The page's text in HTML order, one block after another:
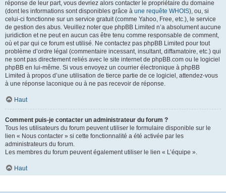
réponse de leur part, vous devriez alors contacter le propriétaire du domaine
(dont les informations sont disponibles grâce à une requête WHOIS), ou, si
celui-ci fonctionne sur un service gratuit (comme Yahoo, Free, etc.), le service
de gestion des abus. Veuillez noter que phpBB Limited n’a absolument aucune
juridiction et ne peut en aucun cas être tenu comme responsable de comment,
où et par qui ce forum est utilisé. Ne contactez pas phpBB Limited pour tout
problème d’ordre légal (commentaire incessant, insultant, diffamatoire, etc.) qui
ne sont pas directement reliés avec le site internet de phpBB.com ou le logiciel
phpBB en lui-même. Si vous envoyez un courrier électronique à phpBB
Limited à propos d’une utilisation de tierce partie de ce logiciel, attendez-vous
à une réponse laconique ou à ne pas recevoir de réponse.
Haut
Comment puis-je contacter un administrateur du forum ?
Tous les utilisateurs du forum peuvent utiliser le formulaire disponible sur le
lien « Nous contacter » si cette fonctionnalité a été activée par les
administrateurs du forum.
Les membres du forum peuvent également utiliser le lien « L’équipe ».
Haut